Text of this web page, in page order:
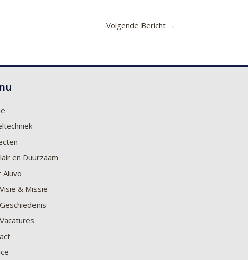
Volgende Bericht →
en Duurzaam
Aluvo
Visie & Missie
Geschiedenis
Vacatures